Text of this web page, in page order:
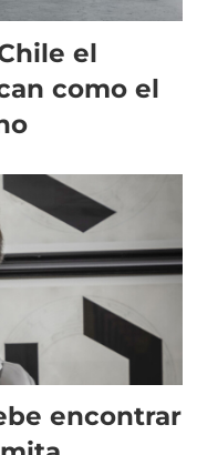
el
como el
encontrar